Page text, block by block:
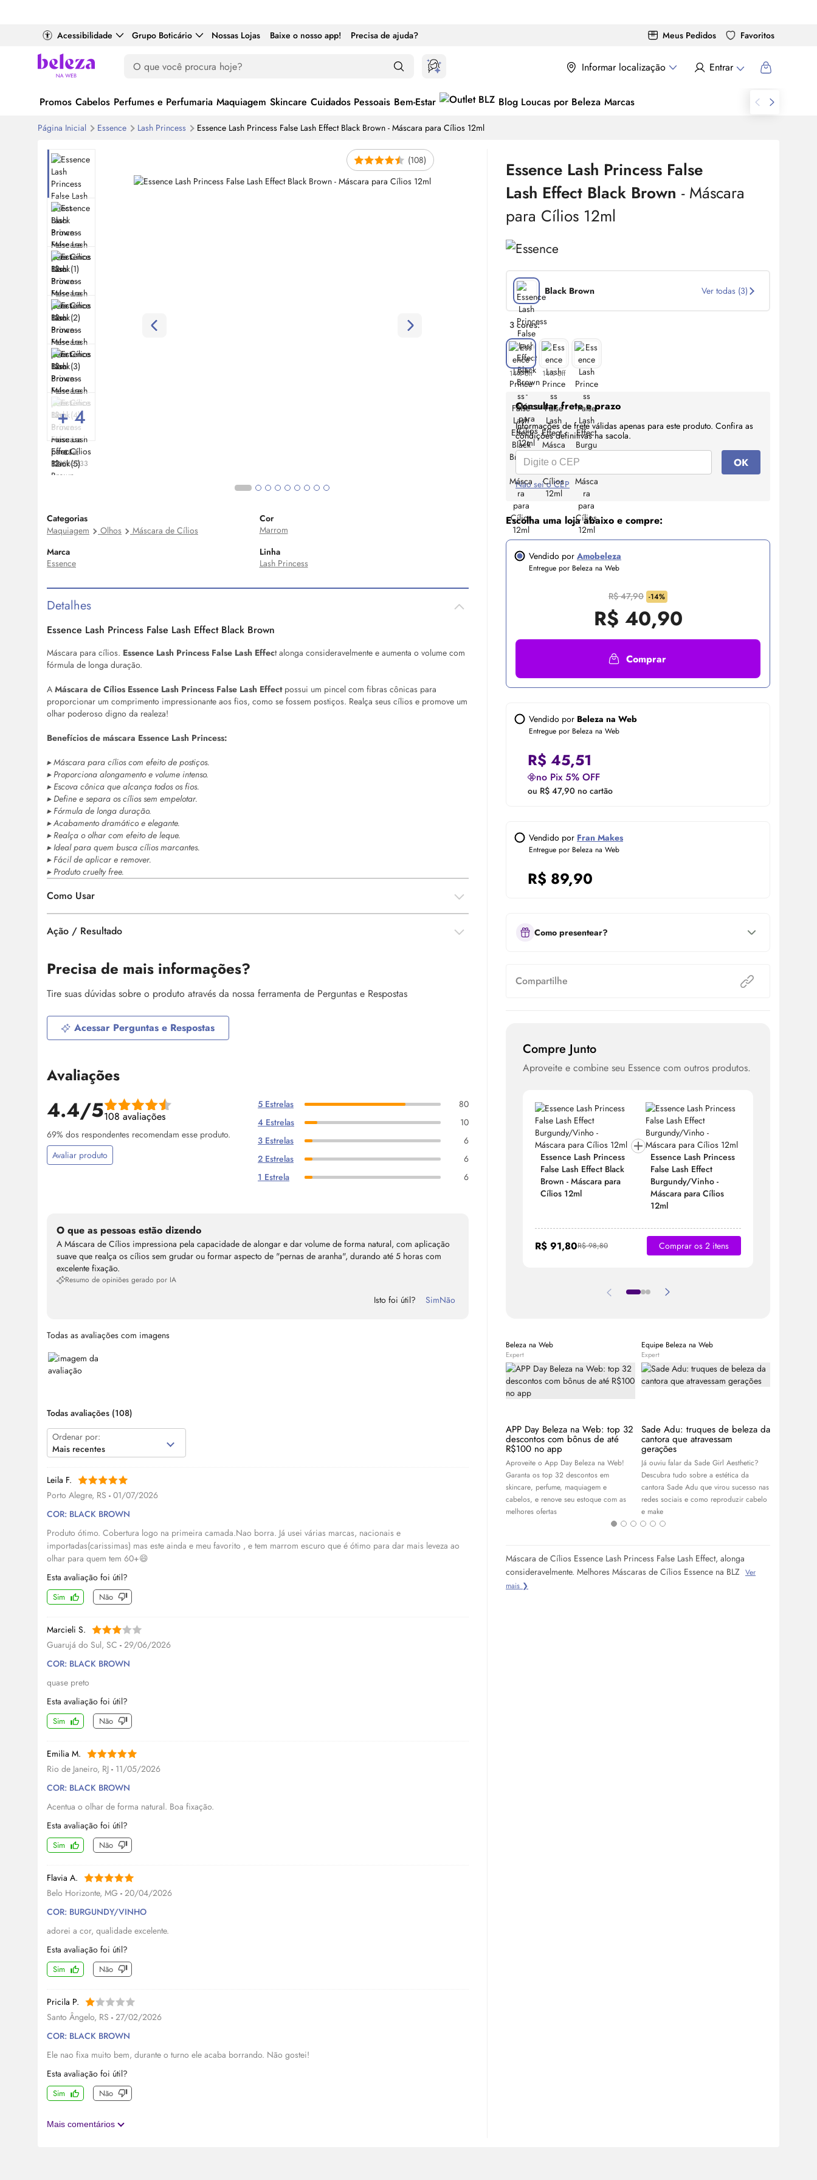
Acessibilidade Grupo Boticário Nossas Lojas Baixe o nosso app! Precisa de ajuda? Meus Pedidos Favoritos
Informar localização Entrar
Promos Cabelos Perfumes e Perfumaria Maquiagem Skincare Cuidados Pessoais Bem-Estar Blog Loucas por Beleza Marcas
Página Inicial Essence Lash Princess Essence Lash Princess False Lash Effect Black Brown - Máscara para Cílios 12ml
Essence Lash Princess False
Lash Effect Black Brown - Máscara
para Cílios 12ml
Black Brown Ver todas (3)
3 cores:
14% off 14% off
Consultar frete e prazo
Informações de frete válidas apenas para este produto. Confira as
condições definitivas na sacola.
OK
Não sei o CEP
Escolha uma loja abaixo e compre:
Vendido por Amobeleza
Entregue por Beleza na Web
R$ 47,90 -14%
R$ 40,90
Comprar
Vendido por Beleza na Web
Entregue por Beleza na Web
R$ 45,51
no Pix 5% OFF
ou R$ 47,90 no cartão
Vendido por Fran Makes
Entregue por Beleza na Web
R$ 89,90
Como presentear?
Compartilhe
Compre Junto
Aproveite e combine seu Essence com outros produtos.
Essence Lash Princess
False Lash Effect Black
Brown - Máscara para
Cílios 12ml
Essence Lash Princess
False Lash Effect
Burgundy/Vinho -
Máscara para Cílios
12ml
R$ 98,80
R$ 91,80 Comprar os 2 itens
Beleza na Web
Expert
APP Day Beleza na Web: top 32
descontos com bônus de até
R$100 no app
Aproveite o App Day Beleza na Web!
Garanta os top 32 descontos em
skincare, perfume, maquiagem e
cabelos, e renove seu estoque com as
melhores ofertas
Equipe Beleza na Web
Expert
Sade Adu: truques de beleza da
cantora que atravessam
gerações
Já ouviu falar da Sade Girl Aesthetic?
Descubra tudo sobre a estética da
cantora Sade Adu que virou sucesso nas
redes sociais e como reproduzir cabelo
e make
Máscara de Cílios Essence Lash Princess False Lash Effect, alonga
consideravelmente. Melhores Máscaras de Cílios Essence na BLZ Ver
mais ❯
(108)
+ 4
Cod:
20063233
Categorias
Maquiagem
Olhos Máscara de Cílios
Cor
Marrom
Marca
Essence
Linha
Lash Princess
Detalhes
Essence Lash Princess False Lash Effect Black Brown
Máscara para cílios. Essence Lash Princess False Lash Effect alonga consideravelmente e aumenta o volume com
fórmula de longa duração.
A Máscara de Cílios Essence Lash Princess False Lash Effect possui um pincel com fibras cônicas para
proporcionar um comprimento impressionante aos fios, como se fossem postiços. Realça seus cílios e promove um
olhar poderoso digno da realeza!
Benefícios de máscara Essence Lash Princess:
▸ Máscara para cílios com efeito de postiços.
▸ Proporciona alongamento e volume intenso.
▸ Escova cônica que alcança todos os fios.
▸ Define e separa os cílios sem empelotar.
▸ Fórmula de longa duração.
▸ Acabamento dramático e elegante.
▸ Realça o olhar com efeito de leque.
▸ Ideal para quem busca cílios marcantes.
▸ Fácil de aplicar e remover.
▸ Produtocruelty free.
Como Usar
Ação / Resultado
Precisa de mais informações?
Tire suas dúvidas sobre o produto através da nossa ferramenta de Perguntas e Respostas
Acessar Perguntas e Respostas
Avaliações
4.4/5108 avaliações
69% dos respondentes recomendam esse produto.
Avaliar produto
5 Estrelas
80
4 Estrelas
10
3 Estrelas
6
2 Estrelas
6
1 Estrela
6
O que as pessoas estão dizendo
A Máscara de Cílios impressiona pela capacidade de alongar e dar volume de forma natural, com aplicação
suave que realça os cílios sem grudar ou formar aspecto de "pernas de aranha", durando até 5 horas com
excelente fixação.
Resumo de opiniões gerado por IA
Isto foi útil? SimNão
Todas as avaliações com imagens
Todas avaliações (108)
Ordenar por:
Mais recentes
Leila F.
Porto Alegre, RS - 01/07/2026
COR: BLACK BROWN
Produto ótimo. Cobertura logo na primeira camada.Nao borra. Já usei várias marcas, nacionais e
importadas(carissimas) mas este ainda e meu favorito , e tem marrom escuro que é ótimo para dar mais leveza ao
olhar para quem tem 60+😄
Esta avaliação foi útil?
Sim Não
Marcieli S.
Guarujá do Sul, SC - 29/06/2026
COR: BLACK BROWN
quase preto
Esta avaliação foi útil?
Sim Não
Emilia M.
Rio de Janeiro, RJ - 11/05/2026
COR: BLACK BROWN
Acentua o olhar de forma natural. Boa fixação.
Esta avaliação foi útil?
Sim Não
Flavia A.
Belo Horizonte, MG - 20/04/2026
COR: BURGUNDY/VINHO
adorei a cor, qualidade excelente.
Esta avaliação foi útil?
Sim Não
Pricila P.
Santo Ângelo, RS - 27/02/2026
COR: BLACK BROWN
Ele nao fixa muito bem, durante o turno ele acaba borrando. Não gostei!
Esta avaliação foi útil?
Sim Não
Mais comentários